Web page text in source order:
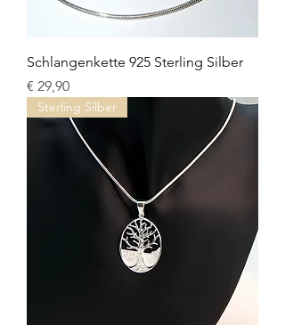
Schlangenkette 925 Sterling Silber
Preis
€ 29,90
Sterling Silber